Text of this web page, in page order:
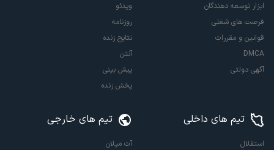
ابزار توسعه دهندگان
فرصت های شغلی
قوانین و مقررات
DMCA
آگهی دولتی
ویدئو
روزنامه
نتایج زنده
آنتن
پیش بینی
پخش زنده
تیم های داخلی
استقلال
تیم های خارجی
آث میلان